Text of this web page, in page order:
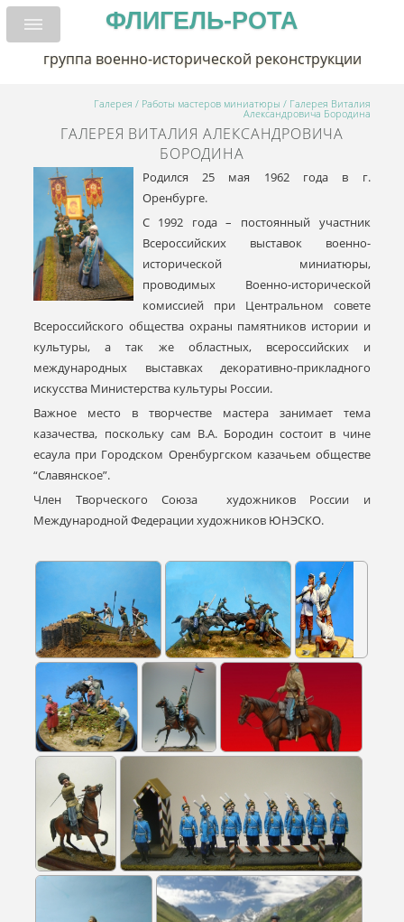
ФЛИГЕЛЬ-РОТА
группа военно-исторической реконструкции
Галерея / Работы мастеров миниатюры / Галерея Виталия
Александровича Бородина
ГАЛЕРЕЯ ВИТАЛИЯ АЛЕКСАНДРОВИЧА
БОРОДИНА
Родился 25 мая 1962 года в г.
Оренбурге.
С 1992 года – постоянный участник
Всероссийских выставок военно-
исторической миниатюры,
проводимых Военно-исторической
комиссией при Центральном совете
Всероссийского общества охраны памятников истории и
культуры, а так же областных, всероссийских и
международных выставках декоративно-прикладного
искусства Министерства культуры России.
Важное место в творчестве мастера занимает тема
казачества, поскольку сам В.А. Бородин состоит в чине
есаула при Городском Оренбургском казачьем обществе
“Славянское”.
Член Творческого Союза художников России и
Международной Федерации художников ЮНЭСКО.